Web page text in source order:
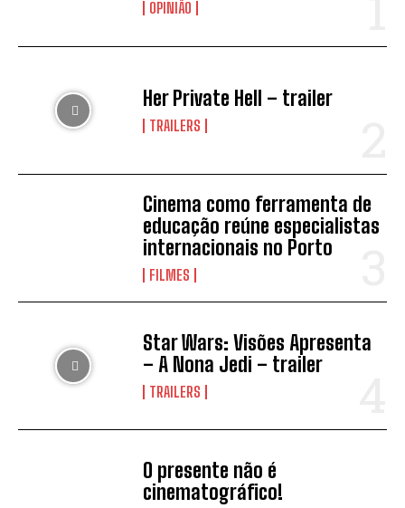
OPINIÃO
Her Private Hell – trailer
TRAILERS
Cinema como ferramenta de
educação reúne especialistas
internacionais no Porto
FILMES
Star Wars: Visões Apresenta
– A Nona Jedi – trailer
TRAILERS
O presente não é
cinematográfico!